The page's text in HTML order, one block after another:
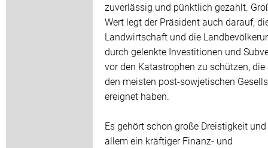
zuverlässig und pünktlich gezahlt.
Wert legt der Präsident auch darauf,
Landwirtschaft und die
durch gelenkte Investitionen und
vor den Katastrophen zu schützen,
den meisten post-sowjetischen
ereignet haben.
Es gehört schon große Dreistigkeit
allem ein kräftiger Finanz- und